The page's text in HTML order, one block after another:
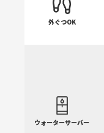
外ぐつOK
ウォーターサーバー